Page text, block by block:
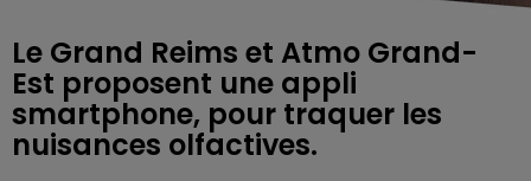
Le Grand Reims et Atmo Grand-
Est proposent une appli
smartphone, pour traquer les
nuisances olfactives.